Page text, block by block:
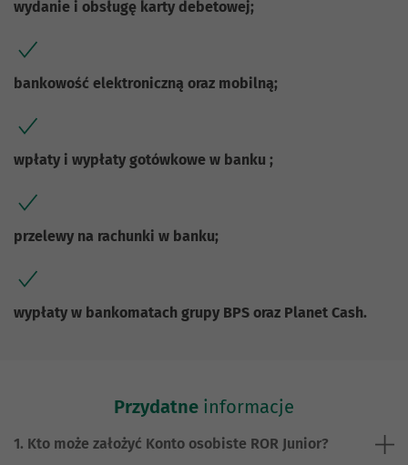
wydanie i obsługę karty debetowej;
bankowość elektroniczną oraz mobilną;
wpłaty i wypłaty gotówkowe w banku ;
przelewy na rachunki w banku;
wypłaty w bankomatach grupy BPS oraz Planet Cash.
Przydatne informacje
1. Kto może założyć Konto osobiste ROR Junior?